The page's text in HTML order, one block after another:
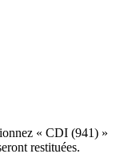
« CDI (941) »
restituées.